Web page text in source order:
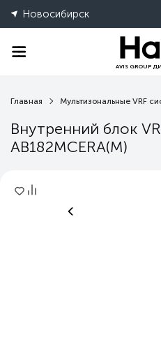
Новосибирск
AVIS GROUP
Главная Мультизональные VRF
Внутренний блок
AB182MCERA(M)